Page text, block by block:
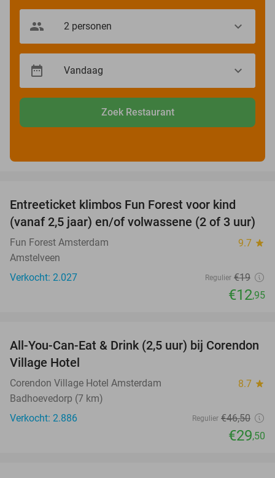
Zoek Restaurant
Entreeticket klimbos Fun Forest voor kind
(vanaf 2,5 jaar) en/of volwassene (2 of 3 uur)
Fun Forest Amsterdam 9.7 star
Amstelveen
Verkocht: 2.027
Regulier €19
€12,95
37%
All-You-Can-Eat & Drink (2,5 uur) bij Corendon
Village Hotel
Corendon Village Hotel Amsterdam 8.7 star
Badhoevedorp (7 km)
Verkocht: 2.886
Regulier €46,50
€29,50